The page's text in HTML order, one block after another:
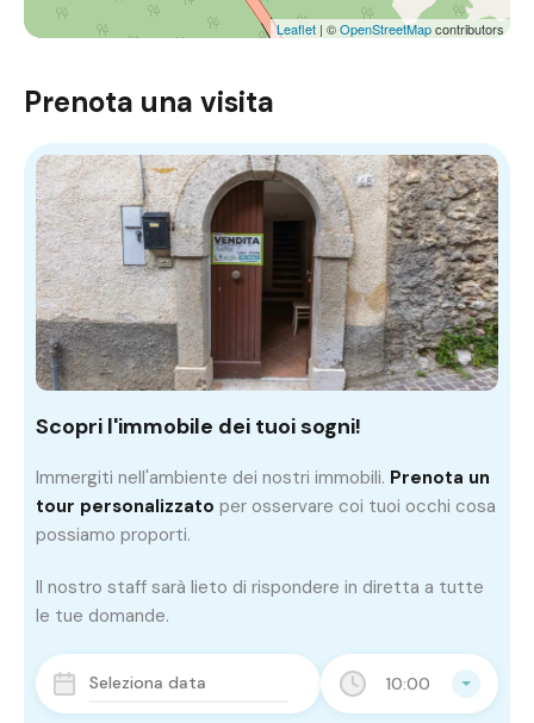
Leaflet | ©OpenStreetMapcontributors
Prenota una visita
10:00
Scopri l'immobile dei tuoi sogni!
Immergiti nell'ambiente dei nostri immobili. Prenota un
tour personalizzato per osservare coi tuoi occhi cosa
possiamo proporti.
Il nostro staff sarà lieto di rispondere in diretta a tutte
le tue domande.